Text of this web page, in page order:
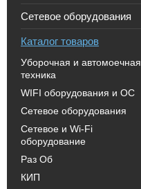
Сетевое оборудования
Каталог товаров
Уборочная и автомоечная
техника
WIFI оборудования и ОС
Сетевое оборудования
Сетевое и Wi-Fi
оборудование
Раз Об
КИП